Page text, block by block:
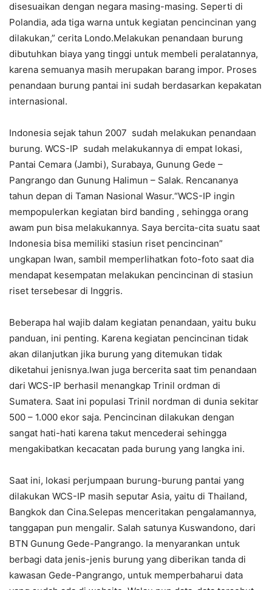
disesuaikan dengan negara masing-masing. Seperti di
Polandia, ada tiga warna untuk kegiatan pencincinan yang
dilakukan,” cerita Londo.Melakukan penandaan burung
dibutuhkan biaya yang tinggi untuk membeli peralatannya,
karena semuanya masih merupakan barang impor. Proses
penandaan burung pantai ini sudah berdasarkan kepakatan
internasional.
Indonesia sejak tahun 2007 sudah melakukan penandaan
burung. WCS-IP sudah melakukannya di empat lokasi,
Pantai Cemara (Jambi), Surabaya, Gunung Gede –
Pangrango dan Gunung Halimun – Salak. Rencananya
tahun depan di Taman Nasional Wasur.“WCS-IP ingin
mempopulerkan kegiatan bird banding , sehingga orang
awam pun bisa melakukannya. Saya bercita-cita suatu saat
Indonesia bisa memiliki stasiun riset pencincinan”
ungkapan Iwan, sambil memperlihatkan foto-foto saat dia
mendapat kesempatan melakukan pencincinan di stasiun
riset tersebesar di Inggris.
Beberapa hal wajib dalam kegiatan penandaan, yaitu buku
panduan, ini penting. Karena kegiatan pencincinan tidak
akan dilanjutkan jika burung yang ditemukan tidak
diketahui jenisnya.Iwan juga bercerita saat tim penandaan
dari WCS-IP berhasil menangkap Trinil ordman di
Sumatera. Saat ini populasi Trinil nordman di dunia sekitar
500 – 1.000 ekor saja. Pencincinan dilakukan dengan
sangat hati-hati karena takut mencederai sehingga
mengakibatkan kecacatan pada burung yang langka ini.
Saat ini, lokasi perjumpaan burung-burung pantai yang
dilakukan WCS-IP masih seputar Asia, yaitu di Thailand,
Bangkok dan Cina.Selepas menceritakan pengalamannya,
tanggapan pun mengalir. Salah satunya Kuswandono, dari
BTN Gunung Gede-Pangrango. Ia menyarankan untuk
berbagi data jenis-jenis burung yang diberikan tanda di
kawasan Gede-Pangrango, untuk memperbaharui data